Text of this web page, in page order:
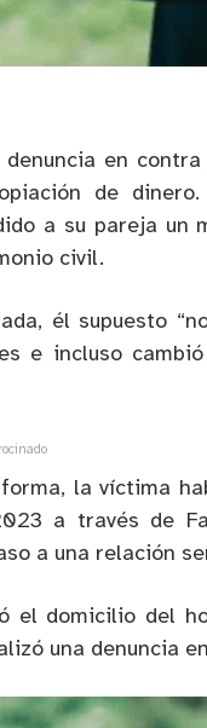
en
de
a su pareja un
civil.
él supuesto
e incluso
la víctima
a través de
a una relación
el domicilio del
una denuncia